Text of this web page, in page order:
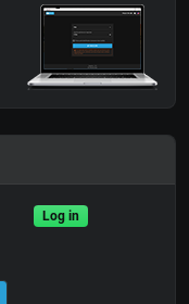
Log in